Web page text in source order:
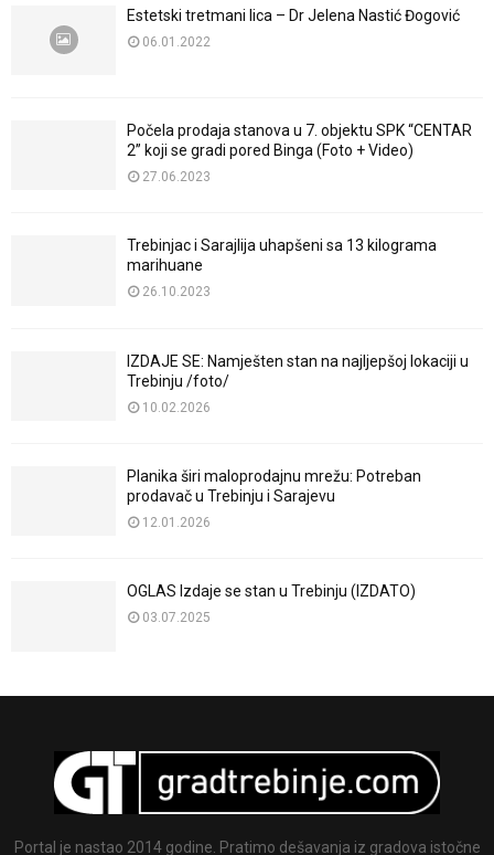
Estetski tretmani lica – Dr Jelena Nastić Đogović
06.01.2022
Počela prodaja stanova u 7. objektu SPK “CENTAR
2” koji se gradi pored Binga (Foto + Video)
27.06.2023
Trebinjac i Sarajlija uhapšeni sa 13 kilograma
marihuane
26.10.2023
IZDAJE SE: Namješten stan na najljepšoj lokaciji u
Trebinju /foto/
10.02.2026
Planika širi maloprodajnu mrežu: Potreban
prodavač u Trebinju i Sarajevu
12.01.2026
OGLAS Izdaje se stan u Trebinju (IZDATO)
03.07.2025
Portal je nastao 2014 godine. Pratimo dešavanja iz gradova istočne